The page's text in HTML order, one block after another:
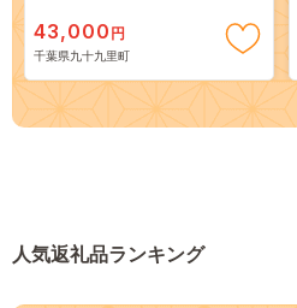
ェア 持ち運び 千葉 千葉県 九
十九里町 九十九里
43,000 円
千葉県九十九里町
人気返礼品ランキング